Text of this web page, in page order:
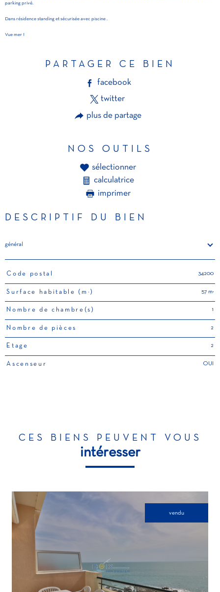
parking privé.
Dans résidence standing et sécurisée avec piscine .
Vue mer !
PARTAGER CE BIEN
facebook
twitter
plus de partage
NOS OUTILS
sélectionner
calculatrice
imprimer
DESCRIPTIF DU BIEN
général
TRAD_PAMPERO_Caracteristique
Code postal 34200
Surface habitable (m²) 57 m²
Nombre de chambre(s) 1
Nombre de pièces 2
Etage 2
Ascenseur OUI
CES BIENS PEUVENT VOUS
intéresser
vendu
voir le bien